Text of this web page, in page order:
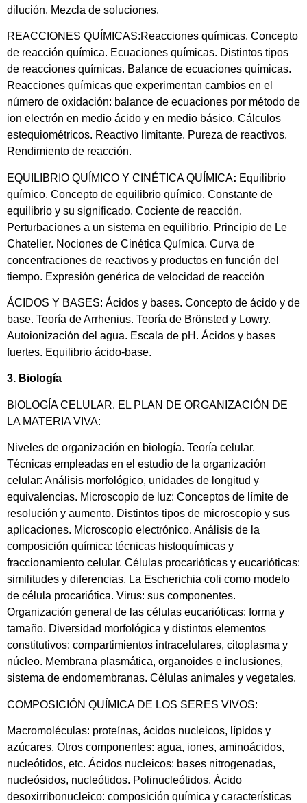
dilución. Mezcla de soluciones.
REACCIONES QUÍMICAS:Reacciones químicas. Concepto
de reacción química. Ecuaciones químicas. Distintos tipos
de reacciones químicas. Balance de ecuaciones químicas.
Reacciones químicas que experimentan cambios en el
número de oxidación: balance de ecuaciones por método de
ion electrón en medio ácido y en medio básico. Cálculos
estequiométricos. Reactivo limitante. Pureza de reactivos.
Rendimiento de reacción.
EQUILIBRIO QUÍMICO Y CINÉTICA QUÍMICA: Equilibrio
químico. Concepto de equilibrio químico. Constante de
equilibrio y su significado. Cociente de reacción.
Perturbaciones a un sistema en equilibrio. Principio de Le
Chatelier. Nociones de Cinética Química. Curva de
concentraciones de reactivos y productos en función del
tiempo. Expresión genérica de velocidad de reacción
ÁCIDOS Y BASES: Ácidos y bases. Concepto de ácido y de
base. Teoría de Arrhenius. Teoría de Brönsted y Lowry.
Autoionización del agua. Escala de pH. Ácidos y bases
fuertes. Equilibrio ácido-base.
3. Biología
BIOLOGÍA CELULAR. EL PLAN DE ORGANIZACIÓN DE
LA MATERIA VIVA:
Niveles de organización en biología. Teoría celular.
Técnicas empleadas en el estudio de la organización
celular: Análisis morfológico, unidades de longitud y
equivalencias. Microscopio de luz: Conceptos de límite de
resolución y aumento. Distintos tipos de microscopio y sus
aplicaciones. Microscopio electrónico. Análisis de la
composición química: técnicas histoquímicas y
fraccionamiento celular. Células procarióticas y eucarióticas:
similitudes y diferencias. La Escherichia coli como modelo
de célula procariótica. Virus: sus componentes.
Organización general de las células eucarióticas: forma y
tamaño. Diversidad morfológica y distintos elementos
constitutivos: compartimientos intracelulares, citoplasma y
núcleo. Membrana plasmática, organoides e inclusiones,
sistema de endomembranas. Células animales y vegetales.
COMPOSICIÓN QUÍMICA DE LOS SERES VIVOS:
Macromoléculas: proteínas, ácidos nucleicos, lípidos y
azúcares. Otros componentes: agua, iones, aminoácidos,
nucleótidos, etc. Ácidos nucleicos: bases nitrogenadas,
nucleósidos, nucleótidos. Polinucleótidos. Ácido
desoxirribonucleico: composición química y características